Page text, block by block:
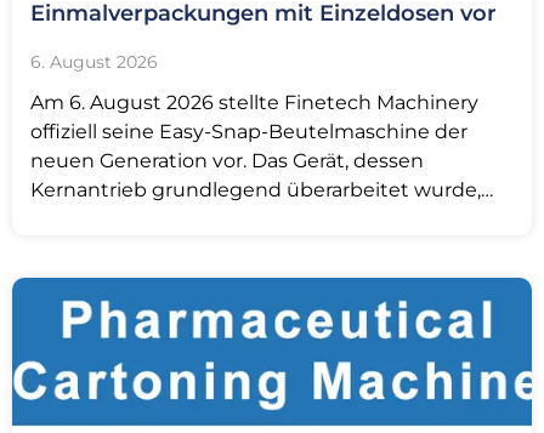
Einmalverpackungen mit Einzeldosen vor
6. August 2026
Am 6. August 2026 stellte Finetech Machinery
offiziell seine Easy-Snap-Beutelmaschine der
neuen Generation vor. Das Gerät, dessen
Kernantrieb grundlegend überarbeitet wurde,